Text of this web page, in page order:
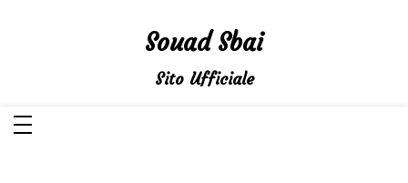
Souad Sbai
Sito Ufficiale